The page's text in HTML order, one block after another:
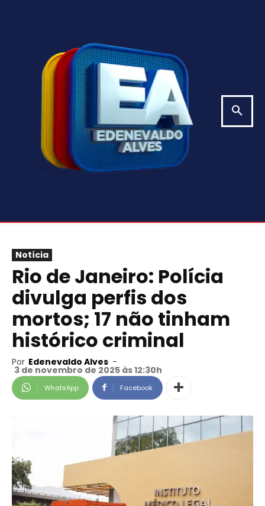
Notícia
Rio de Janeiro: Polícia
divulga perfis dos
mortos; 17 não tinham
histórico criminal
Por Edenevaldo Alves -
3 de novembro de 2025 às 12:30h
WhatsApp Facebook